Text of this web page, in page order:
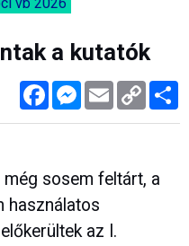
a kutatók
FacebookMessenger
Email Copy
Link
sosem feltárt, a
használatos
az I.